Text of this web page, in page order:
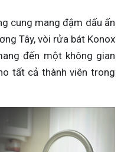
cung mang đậm dấu ấn
Tây, vòi rửa bát Konox
đến một không gian
tất cả thành viên trong